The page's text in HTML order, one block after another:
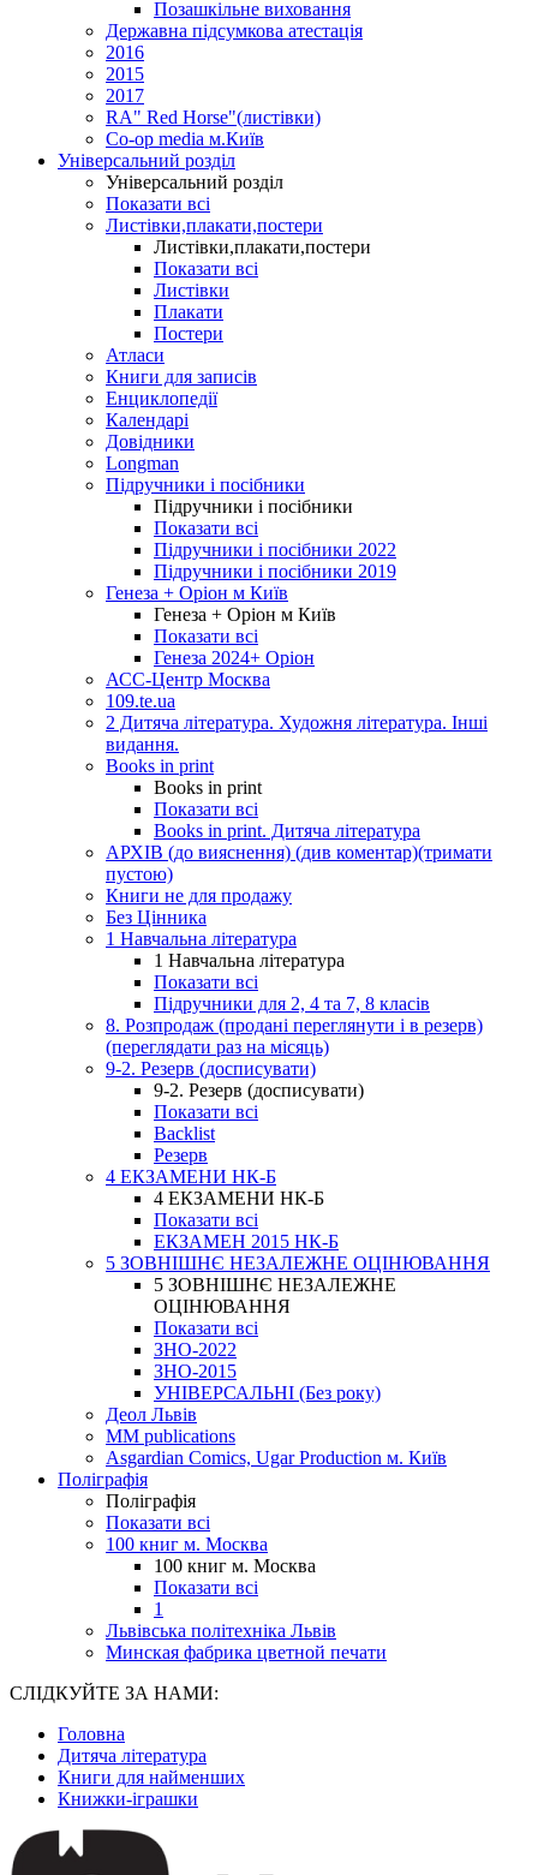
Позашкільне виховання
Державна підсумкова атестація
2016
2015
2017
RA" Red Horse"(листівки)
Co-op media м.Київ
Універсальний розділ
Універсальний розділ
Показати всі
Листівки,плакати,постери
Листівки,плакати,постери
Показати всі
Листівки
Плакати
Постери
Атласи
Книги для записів
Енциклопедії
Календарі
Довідники
Longman
Підручники і посібники
Підручники і посібники
Показати всі
Підручники і посібники 2022
Підручники і посібники 2019
Генеза + Оріон м Київ
Генеза + Оріон м Київ
Показати всі
Генеза 2024+ Оріон
АСС-Центр Москва
109.te.ua
2 Дитяча література. Художня література. Інші
видання.
Books in print
Books in print
Показати всі
Books in print. Дитяча література
АРХІВ (до вияснення) (див коментар)(тримати
пустою)
Книги не для продажу
Без Цінника
1 Навчальна література
1 Навчальна література
Показати всі
Підручники для 2, 4 та 7, 8 класів
8. Розпродаж (продані переглянути і в резерв)
(переглядати раз на місяць)
9-2. Резерв (досписувати)
9-2. Резерв (досписувати)
Показати всі
Backlist
Резерв
4 ЕКЗАМЕНИ НК-Б
4 ЕКЗАМЕНИ НК-Б
Показати всі
ЕКЗАМЕН 2015 НК-Б
5 ЗОВНІШНЄ НЕЗАЛЕЖНЕ ОЦІНЮВАННЯ
5 ЗОВНІШНЄ НЕЗАЛЕЖНЕ
ОЦІНЮВАННЯ
Показати всі
ЗНО-2022
ЗНО-2015
УНІВЕРСАЛЬНІ (Без року)
Деол Львів
MM publications
Asgardian Comics, Ugar Production м. Київ
Поліграфія
Поліграфія
Показати всі
100 книг м. Москва
100 книг м. Москва
Показати всі
1
Львівська політехніка Львів
Минская фабрика цветной печати
СЛІДКУЙТЕ ЗА НАМИ:
Головна
Дитяча література
Книги для найменших
Книжки-іграшки